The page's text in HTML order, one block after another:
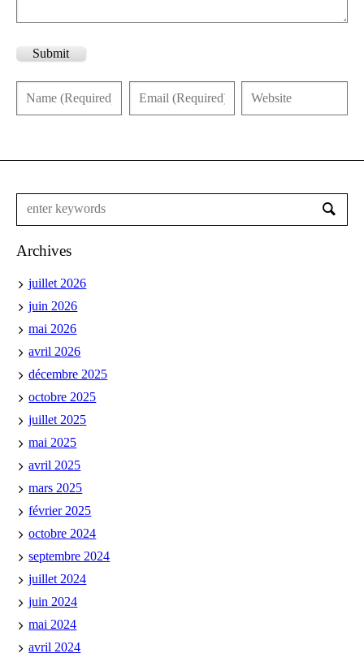
Submit
Archives
juillet 2026
juin 2026
mai 2026
avril 2026
décembre 2025
octobre 2025
juillet 2025
mai 2025
avril 2025
mars 2025
février 2025
octobre 2024
septembre 2024
juillet 2024
juin 2024
mai 2024
avril 2024